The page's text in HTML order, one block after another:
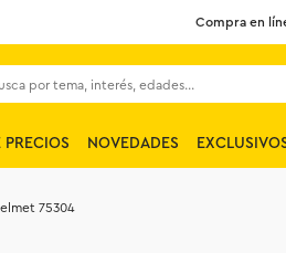
Compra en
por tema, interés, edades...
PRECIOS NOVEDADES
75304